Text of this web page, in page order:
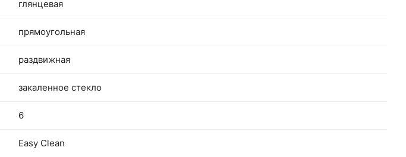
глянцевая
прямоугольная
раздвижная
закаленное стекло
6
Easy Clean